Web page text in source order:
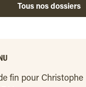
Tous nos dossiers
fin pour Christophe